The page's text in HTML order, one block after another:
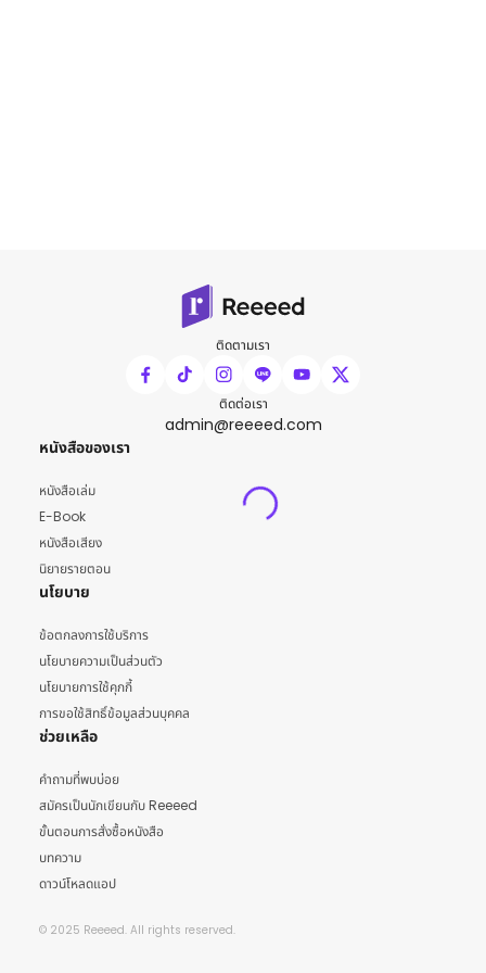
ติดตามเรา
ติดต่อเรา
admin@reeeed.com
หนังสือของเรา
หนังสือเล่ม
E-Book
หนังสือเสียง
นิยายรายตอน
นโยบาย
ข้อตกลงการใช้บริการ
นโยบายความเป็นส่วนตัว
นโยบายการใช้คุกกี้
การขอใช้สิทธิ์ข้อมูลส่วนบุคคล
ช่วยเหลือ
คำถามที่พบบ่อย
สมัครเป็นนักเขียนกับ Reeeed
ขั้นตอนการสั่งซื้อหนังสือ
บทความ
ดาวน์โหลดแอป
© 2025 Reeeed. All rights reserved.